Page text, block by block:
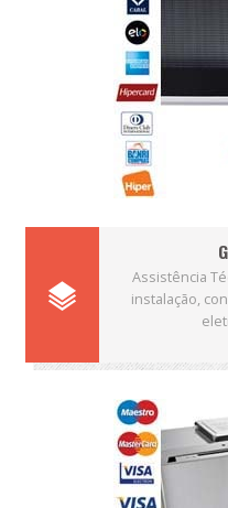
Assistência
instalação,